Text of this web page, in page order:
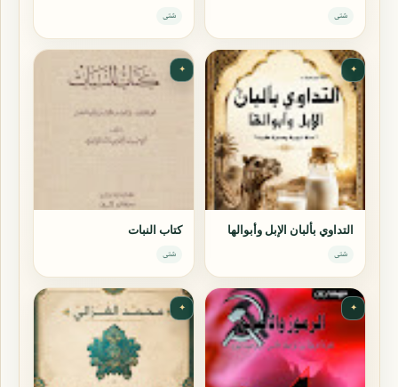
شتى شتى
✦
التداوي بألبان الإبل وأبوالها
شتى
✦
كتاب النبات
شتى
✦
✦